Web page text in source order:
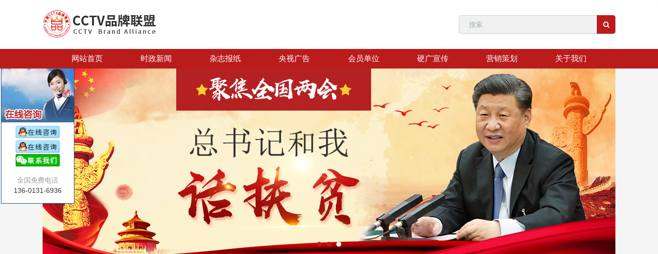
网站首页 时政新闻 杂志报纸 央视广告 会员单位 硬广宣传 营销策划 关于我们
全国免费电话
136-0131-6936